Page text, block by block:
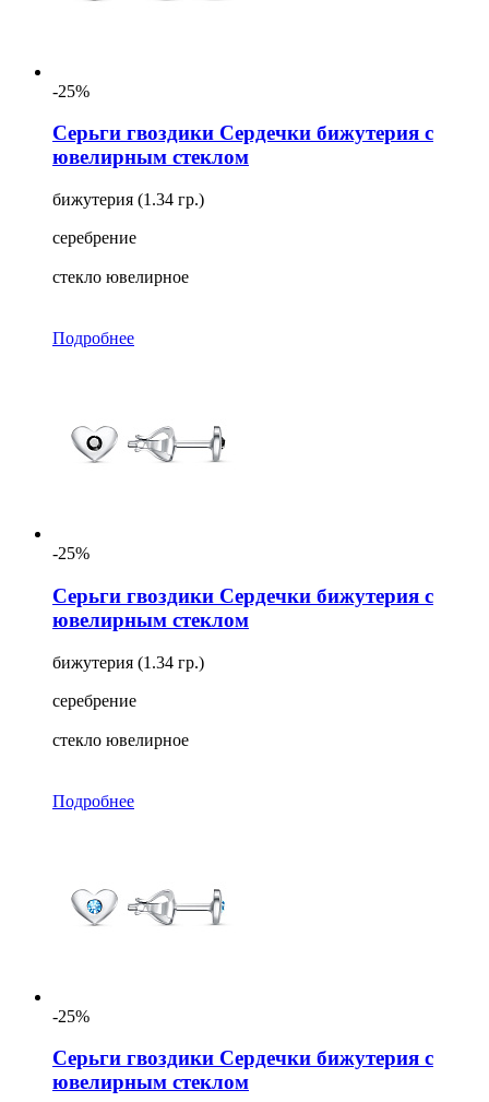
-25%
Серьги гвоздики Сердечки бижутерия с
ювелирным стеклом
бижутерия (1.34 гр.)
серебрение
стекло ювелирное
Подробнее
-25%
Серьги гвоздики Сердечки бижутерия с
ювелирным стеклом
бижутерия (1.34 гр.)
серебрение
стекло ювелирное
Подробнее
-25%
Серьги гвоздики Сердечки бижутерия с
ювелирным стеклом